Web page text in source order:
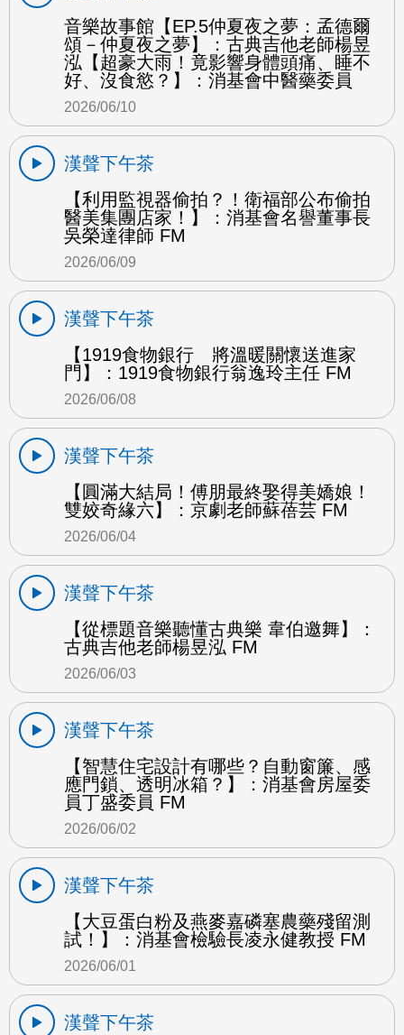
音樂故事館【EP.5仲夏夜之夢：孟德爾
頌－仲夏夜之夢】：古典吉他老師楊昱
泓【超豪大雨！竟影響身體頭痛、睡不
好、沒食慾？】：消基會中醫藥委員
2026/06/10
漢聲下午茶
【利用監視器偷拍？！衛福部公布偷拍
醫美集團店家！】：消基會名譽董事長
吳榮達律師 FM
2026/06/09
漢聲下午茶
【1919食物銀行 將溫暖關懷送進家
門】：1919食物銀行翁逸玲主任 FM
2026/06/08
漢聲下午茶
【圓滿大結局！傅朋最終娶得美嬌娘！
雙姣奇緣六】：京劇老師蘇蓓芸 FM
2026/06/04
漢聲下午茶
【從標題音樂聽懂古典樂 韋伯邀舞】：
古典吉他老師楊昱泓 FM
2026/06/03
漢聲下午茶
【智慧住宅設計有哪些？自動窗簾、感
應門鎖、透明冰箱？】：消基會房屋委
員丁盛委員 FM
2026/06/02
漢聲下午茶
【大豆蛋白粉及燕麥嘉磷塞農藥殘留測
試！】：消基會檢驗長凌永健教授 FM
2026/06/01
漢聲下午茶